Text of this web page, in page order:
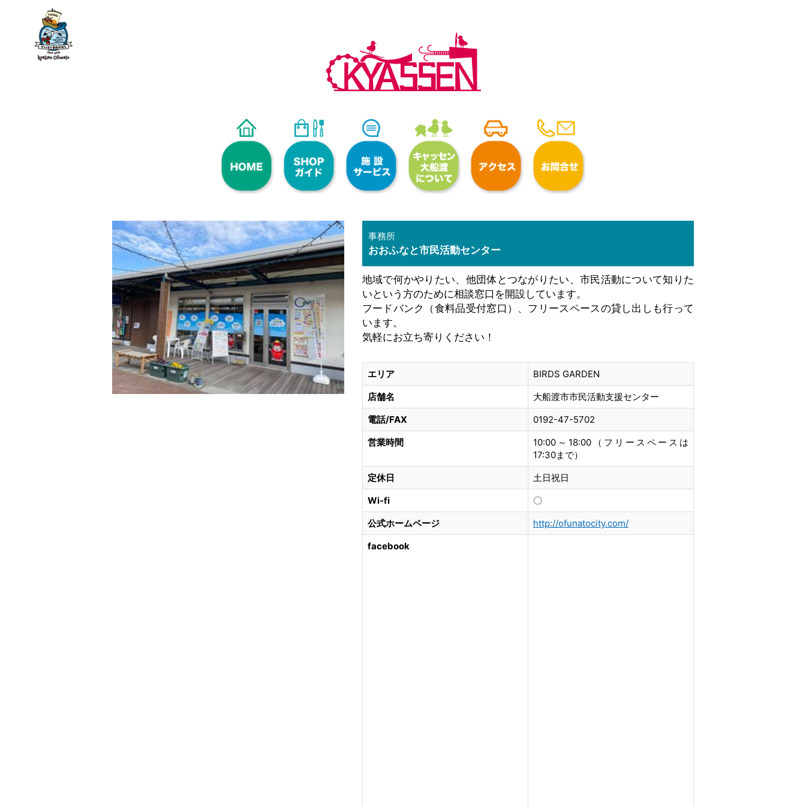
事務所
おおふなと市民活動センター
地域で何かやりたい、他団体とつながりたい、市民活動について知りた
いという方のために相談窓口を開設しています。
フードバンク（食料品受付窓口）、フリースペースの貸し出しも行って
います。
気軽にお立ち寄りください！
エリア
BIRDS GARDEN
店舗名
大船渡市市民活動支援センター
電話/FAX
0192-47-5702
営業時間
10:00～18:00（フリースペースは
17:30まで）
定休日
土日祝日
Wi-fi
〇
公式ホームページ
http://ofunatocity.com/
facebook